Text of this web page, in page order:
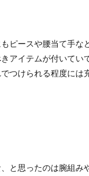
ピースや腰当て手な
アイテムが付いてい
つけられる程度には
と思ったのは腕組み